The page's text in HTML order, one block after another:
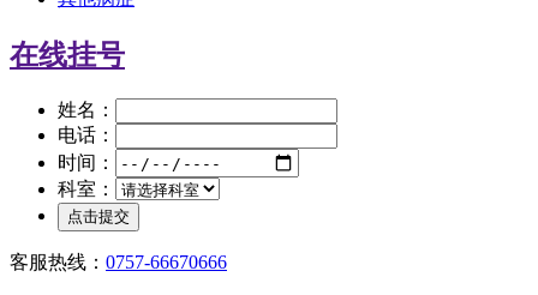
在线挂号
姓名：
电话：
时间：
科室：
客服热线： 0757-66670666